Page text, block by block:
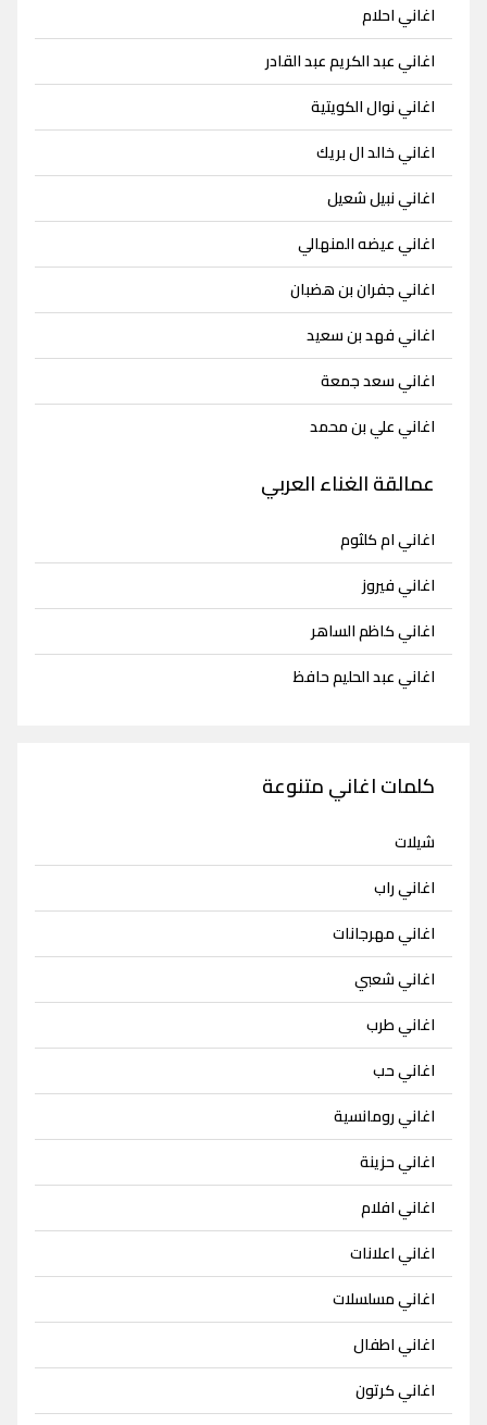
اغاني احلام
اغاني عبد الكريم عبد القادر
اغاني نوال الكويتية
اغاني خالد ال بريك
اغاني نبيل شعيل
اغاني عيضه المنهالي
اغاني جفران بن هضبان
اغاني فهد بن سعيد
اغاني سعد جمعة
اغاني علي بن محمد
عمالقة الغناء العربي
اغاني ام كلثوم
اغاني فيروز
اغاني كاظم الساهر
اغاني عبد الحليم حافظ
كلمات اغاني متنوعة
شيلات
اغاني راب
اغاني مهرجانات
اغاني شعبي
اغاني طرب
اغاني حب
اغاني رومانسية
اغاني حزينة
اغاني افلام
اغاني اعلانات
اغاني مسلسلات
اغاني اطفال
اغاني كرتون